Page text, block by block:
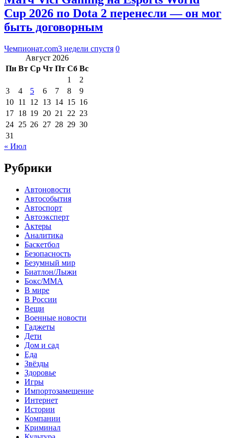
Cup 2026 по Dota 2 перенесли — он мог
быть договорным
Чемпионат.com3 недели спустя 0
Август 2026
Пн Вт Ср Чт Пт Сб Вс
1
2
3
4 5 6 7 8
9
10 11 12 13 14 15 16
17 18 19 20 21 22 23
24 25 26 27 28 29 30
31
« Июл
Рубрики
Автоновости
Автособытия
Автоспорт
Автоэксперт
Актеры
Аналитика
Баскетбол
Безопасность
Безумный мир
Биатлон/Лыжи
Бокс/MMA
В мире
В России
Вещи
Военные новости
Гаджеты
Дети
Дом и сад
Еда
Звёзды
Здоровье
Игры
Импортозамещение
Интернет
Истории
Компании
Криминал